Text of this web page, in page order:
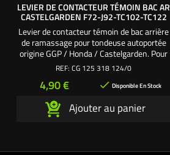
LEVIER DE CONTACTEUR TÉMOIN BAC AR
CASTELGARDEN F72-J92-TC102-TC122
Levier de contacteur témoin de bac arrière
de ramassage pour tondeuse autoportée
origine GGP / Honda / Castelgarden. Pour
modèles F72 - J92 - TC102 - TC122.
REF: CG 125 318 124/0
Prix
4,90 €  Disponible En Stock
Ajouter au panier